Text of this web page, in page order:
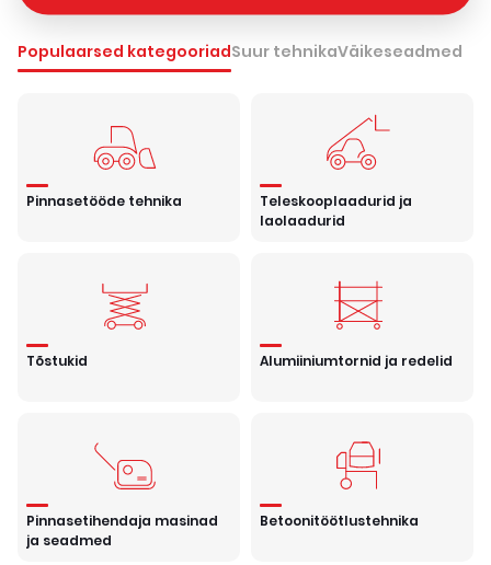
Populaarsed kategooriadSuur tehnikaVäikeseadmed
Pinnasetööde tehnika
Teleskooplaadurid ja
laolaadurid
Tõstukid Alumiiniumtornid ja redelid
Pinnasetihendaja masinad
ja seadmed
Betoonitöötlustehnika